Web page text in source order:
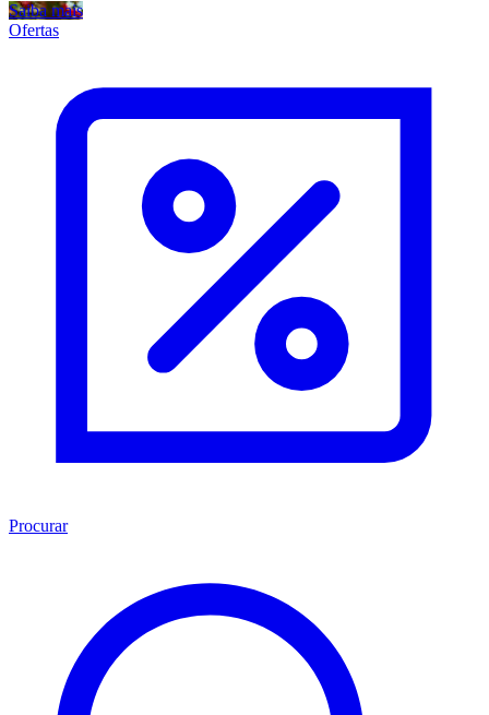
Saiba mais
Ofertas
Procurar